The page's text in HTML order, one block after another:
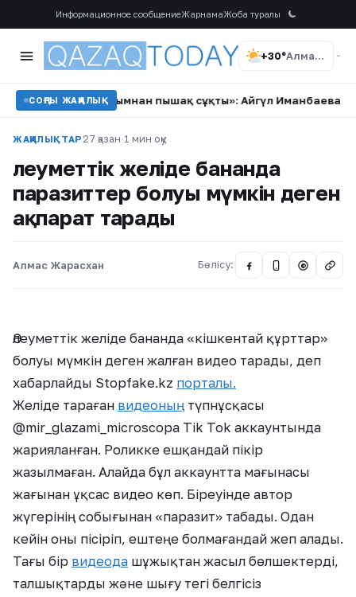
Информационное сообщениеЖарнамаЖоба туралы
+30° Алматы
СОҢҒЫ ЖАҢАЛЫҚ
артымнан пышақ сұқты»: Айгүл Иманбаева күтпеген
ЖАҢАЛЫҚТАР 27 қазан·1 мин оқу
Әлеуметтік желіде бананда
паразиттер болуы мүмкін деген
ақпарат тарады
Алмас Жарасхан Бөлісу: @
Әлеуметтік желіде бананда «кішкентай құрттар»
болуы мүмкін деген жалған видео тарады, деп
хабарлайды Stopfake.kz порталы.
Желіде тараған видеоның түпнұсқасы
@mir_glazami_microscopa Tik Tok аккаунтында
жарияланған. Роликке ешқандай пікір
жазылмаған. Алайда бұл аккаунтта мағынасы
жағынан ұқсас видео көп. Біреуінде автор
жүгерінің собығынан «паразит» табады. Одан
кейін оны пісіріп, ештеңе болмағандай жеп алады.
Тағы бір видеода шұжықтан жасыл бөлшектерді,
талшықтарды және шығу тегі белгісіз